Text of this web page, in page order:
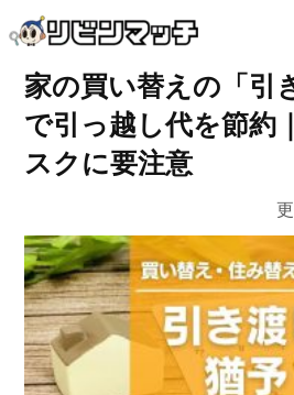
家の買い替えの「引
で引っ越し代を節約
スクに要注意